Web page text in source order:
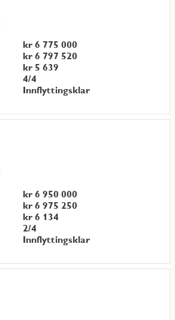
kr 6 775 000
kr 6 797 520
kr 5 639
4/4
Innflyttingsklar
kr 6 950 000
kr 6 975 250
kr 6 134
2/4
Innflyttingsklar